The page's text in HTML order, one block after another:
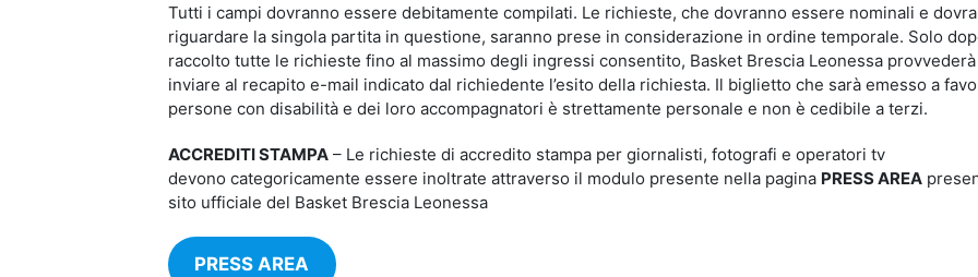
Tutti i campi dovranno essere debitamente compilati. Le richieste, che dovranno essere nominali e
riguardare la singola partita in questione, saranno prese in considerazione in ordine temporale. Solo
raccolto tutte le richieste fino al massimo degli ingressi consentito, Basket Brescia Leonessa provvederà
inviare al recapito e-mail indicato dal richiedente l’esito della richiesta. Il biglietto che sarà emesso a
persone con disabilità e dei loro accompagnatori è strettamente personale e non è cedibile a terzi.
ACCREDITI STAMPA – Le richieste di accredito stampa per giornalisti, fotografi e operatori tv
devono categoricamente essere inoltrate attraverso il modulo presente nella pagina PRESS AREA
sito ufficiale del Basket Brescia Leonessa
PRESS AREA